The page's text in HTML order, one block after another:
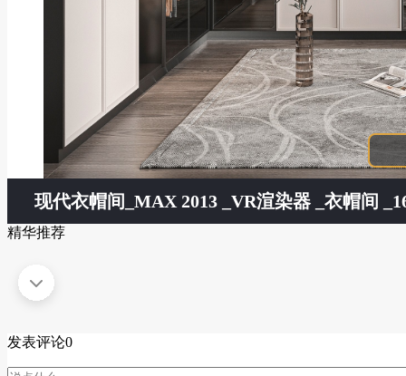
现代衣帽间 _MAX 2013 _VR渲染器 _衣帽间
精华推荐
发表评论0